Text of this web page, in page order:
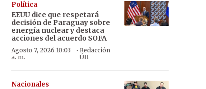
Política
EEUU dice que respetará
decisión de Paraguay sobre
energía nuclear y destaca
acciones del acuerdo SOFA
Agosto 7, 2026 10:03
a. m.
· Redacción
ÚH
Nacionales